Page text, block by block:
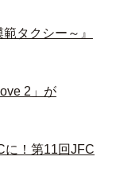
タクシー～』
2」が
に！第11回JFC